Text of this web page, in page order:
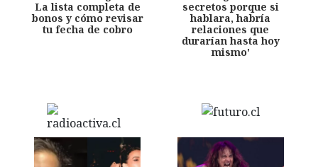
La lista completa de
bonos y cómo revisar
tu fecha de cobro
secretos porque si
hablara, habría
relaciones que
durarían hasta hoy
mismo'